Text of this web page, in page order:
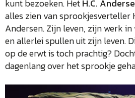
kunt bezoeken. HetH.C.
alles zien van sprookjesverteller
Andersen. Zijn leven, zijn werk
en allerlei spullen uit zijn leven.
op de erwt is toch prachtig?
dagenlang over het sprookje